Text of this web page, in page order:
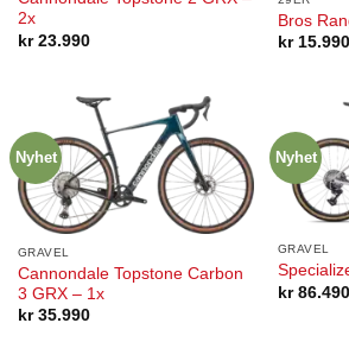
2x
kr23.990
Bros
kr15.990
Nyhet
GRAVEL
Cannondale Topstone Carbon
3 GRX – 1x
kr35.990
Nyhet
GRAVEL
kr86.490